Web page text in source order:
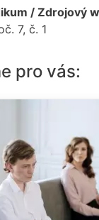
/ Zdrojový
7, č. 1
pro vás: